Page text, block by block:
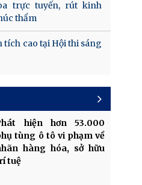
trực tuyến, rút kinh
thẩm
tích cao tại Hội thi sáng
hiện hơn 53.000
tùng ô tô vi phạm về
hàng hóa, sở hữu
tuệ